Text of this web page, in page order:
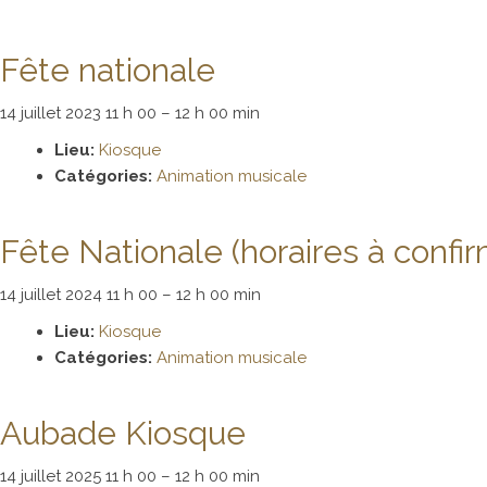
Fête nationale
14 juillet 2023 11 h 00 – 12 h 00 min
Lieu: Kiosque
Catégories: Animation musicale
Fête Nationale (horaires à
14 juillet 2024 11 h 00 – 12 h 00 min
Lieu: Kiosque
Catégories: Animation musicale
Aubade Kiosque
14 juillet 2025 11 h 00 – 12 h 00 min